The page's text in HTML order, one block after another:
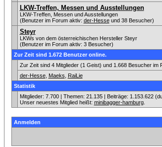
LKW-Treffen, Messen und Ausstellungen
LKW-Treffen, Messen und Ausstellungen
(Benutzer im Forum aktiv: der-Hesseund 38 Besucher)
Steyr
LKWs von dem österreichischen Hersteller Steyr
(Benutzer im Forum aktiv: 3 Besucher)
Zur Zeit sind 1.672 Benutzer online.
Zur Zeit sind 4 Mitglieder (1 Geist) und 1.668 Besucher im
der-Hesse, Maeks
RaiLie
Statistik
Mitglieder: 7.700 | Themen: 21.135 | Beiträge: 1.153.622
Unser neuestes Mitglied heißt: minibagger-hamburg.
Anmelden